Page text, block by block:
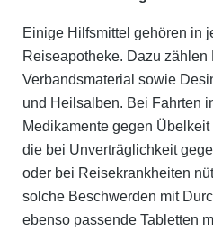
Einige Hilfsmittel gehören in
Reiseapotheke. Dazu zählen
Verbandsmaterial sowie
und Heilsalben. Bei Fahrten
Medikamente gegen
die bei Unverträglichkeit
oder bei Reisekrankheiten
solche Beschwerden mit
ebenso passende Tabletten